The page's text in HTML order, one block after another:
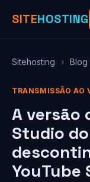
SITEHOSTING
Sitehosting › Blog
TRANSMISSÃO AO
A versão
Studio
YouTube